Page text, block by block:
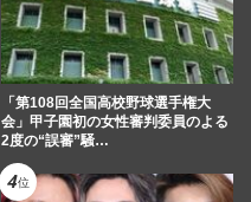
「第108回全国高校野球選手権大
会」甲子園初の女性審判委員のよる
2度の“誤審”騒…